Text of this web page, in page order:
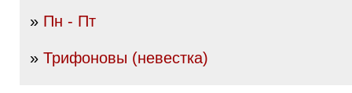
» Пн - Пт
» Трифоновы (невестка)